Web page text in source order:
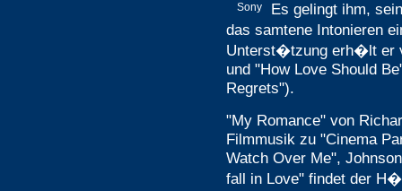
Sony
Es gelingt ihm,
das samtene Intonieren
Unterst�tzung erh�lt er
und "How Love Should
Regrets").
"My Romance" von
Filmmusik zu "Cinema
Watch Over Me",
fall in Love" findet der